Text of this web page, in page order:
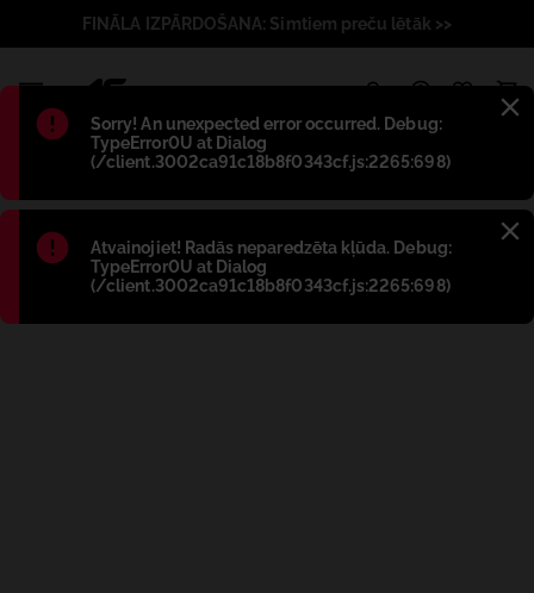
Błąd:
Sorry! An unexpected error occurred. Debug:
TypeError0U at Dialog
(/client.3002ca91c18b8f0343cf.js:2265:698)
Błąd:
Atvainojiet! Radās neparedzēta kļūda. Debug:
TypeError0U at Dialog
(/client.3002ca91c18b8f0343cf.js:2265:698)
FINĀLA IZPĀRDOŠANA: Simtiem preču lētāk >>